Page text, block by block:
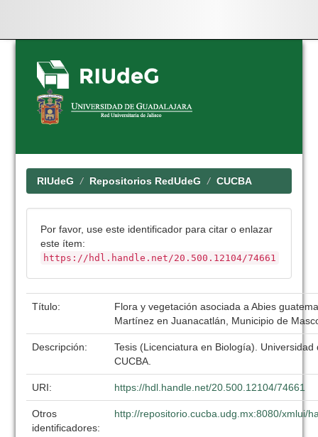
Skip
navigation
RIUdeG Repositorios RedUdeG CUCBA
Por favor, use este identificador para citar o enlazar
este ítem:
https://hdl.handle.net/20.500.12104/74661
Título:
Flora y vegetación asociada a Abies
Martínez en Juanacatlán, Municipio de
Descripción:
Tesis (Licenciatura en Biología). Universidad
CUCBA.
URI: https://hdl.handle.net/20.500.12104/74661
Otros
identificadores:
http://repositorio.cucba.udg.mx:8080/xmlui/